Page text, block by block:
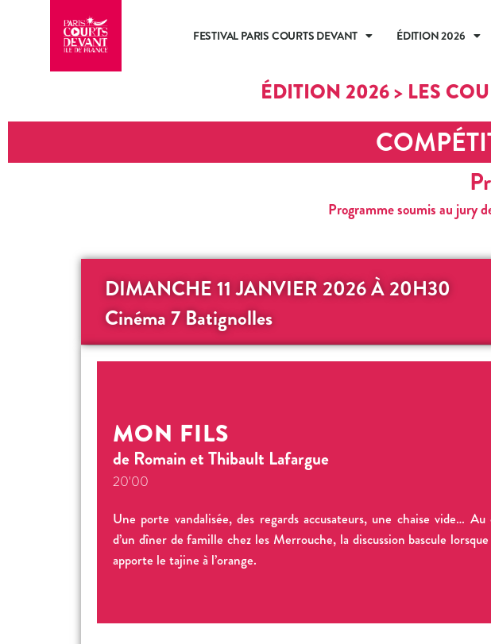
FESTIVAL PARIS COURTS DEVANT ÉDITION 2026
ÉDITION 2026 > LES
Programme soumis au jury
DIMANCHE 11 JANVIER 2026 À 20H30
Cinéma 7 Batignolles
MON FILS
de Romain et Thibault Lafargue
20'00
Une porte vandalisée, des regards accusateurs, une chaise vide… Au
d’un dîner de famille chez les Merrouche, la discussion bascule
apporte le tajine à l’orange.